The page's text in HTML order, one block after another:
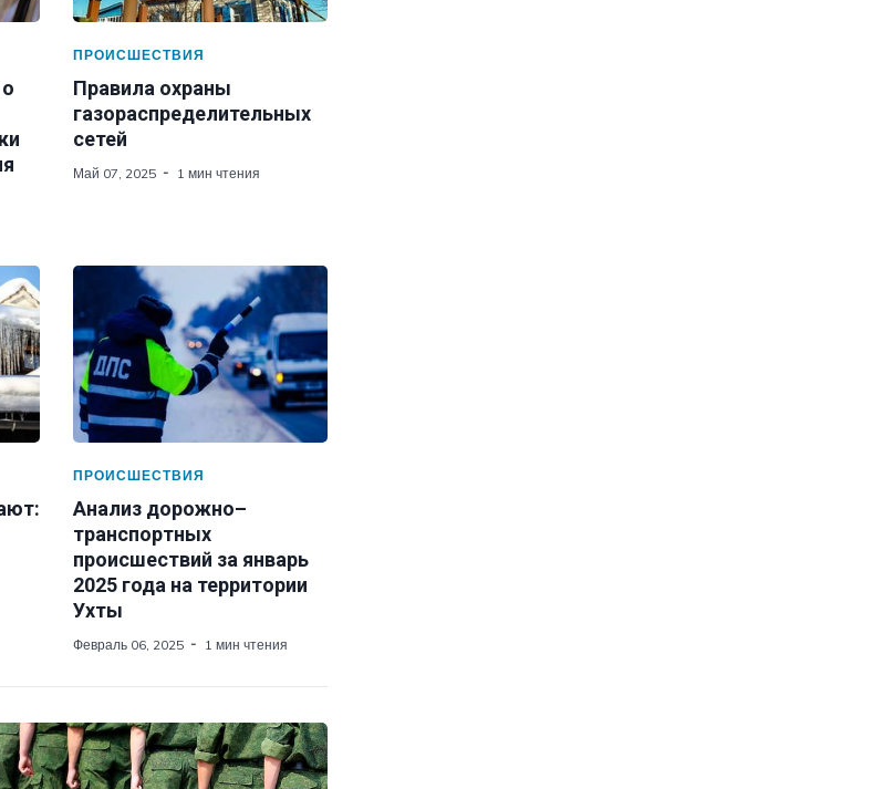
ПРОИСШЕСТВИЯ
Правила охраны
газораспределительных
сетей
Май 07, 2025 1 мин чтения
ПРОИСШЕСТВИЯ
Анализ дорожно–
транспортных
происшествий за январь
2025 года на территории
Ухты
Февраль 06, 2025 1 мин чтения